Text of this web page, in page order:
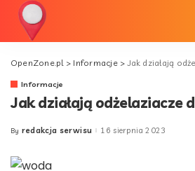
OpenZone.pl> Informacje>Jak działają
Informacje
Jak działają odżelaziacze
Posted
By redakcja serwisu 16 sierpnia 2023